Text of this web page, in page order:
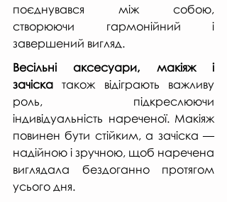
поєднувався між собою,
створюючи гармонійний і
завершений вигляд.
Весільні аксесуари, макіяж і
зачіска також відіграють важливу
роль, підкреслюючи
індивідуальність нареченої. Макіяж
повинен бути стійким, а зачіска —
надійною і зручною, щоб наречена
виглядала бездоганно протягом
усього дня.